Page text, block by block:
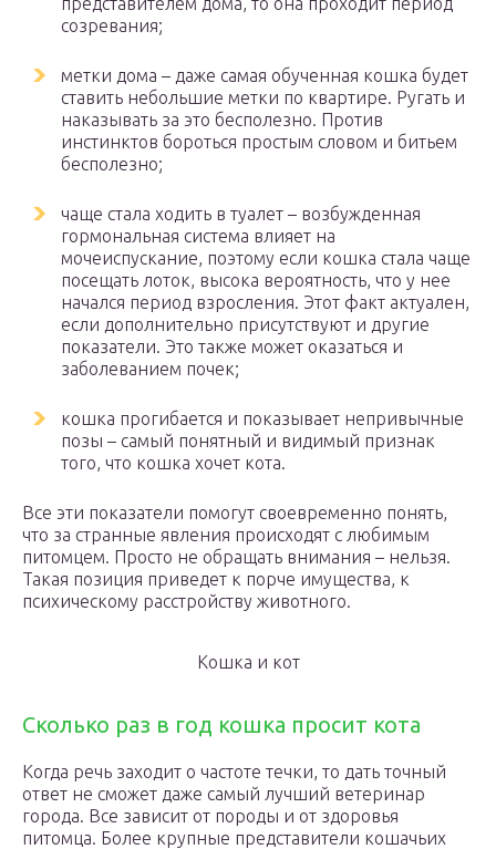
созревания;
метки дома – даже самая обученная кошка будет
ставить небольшие метки по квартире. Ругать и
наказывать за это бесполезно. Против
инстинктов бороться простым словом и битьем
бесполезно;
чаще стала ходить в туалет – возбужденная
гормональная система влияет на
мочеиспускание, поэтому если кошка стала чаще
посещать лоток, высока вероятность, что у нее
начался период взросления. Этот факт актуален,
если дополнительно присутствуют и другие
показатели. Это также может оказаться и
заболеванием почек;
кошка прогибается и показывает непривычные
позы – самый понятный и видимый признак
того, что кошка хочет кота.
Все эти показатели помогут своевременно понять,
что за странные явления происходят с любимым
питомцем. Просто не обращать внимания – нельзя.
Такая позиция приведет к порче имущества, к
психическому расстройству животного.
Кошка и кот
Сколько раз в год кошка просит кота
Когда речь заходит о частоте течки, то дать точный
ответ не сможет даже самый лучший ветеринар
города. Все зависит от породы и от здоровья
питомца. Более крупные представители кошачьих